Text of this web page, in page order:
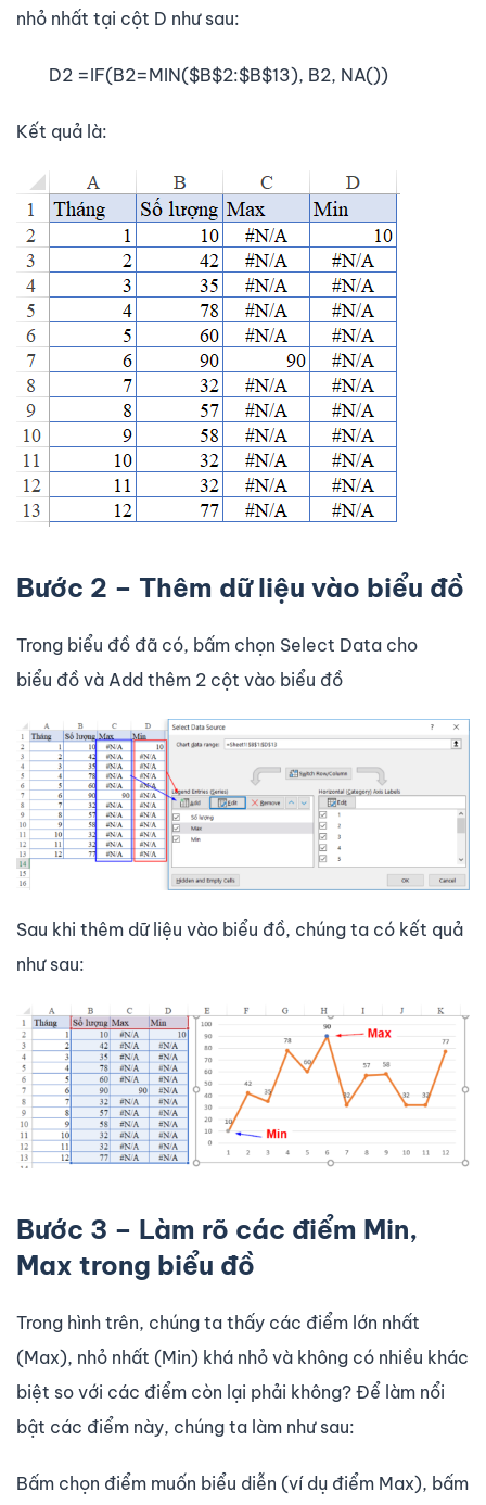
nhỏ nhất tại cột D như sau:
D2 =IF(B2=MIN($B$2:$B$13), B2, NA())
Kết quả là:
Bước 2 – Thêm dữ liệu vào biểu đồ
Trong biểu đồ đã có, bấm chọn Select Data cho
biểu đồ và Add thêm 2 cột vào biểu đồ
Sau khi thêm dữ liệu vào biểu đồ, chúng ta có kết quả
như sau:
Bước 3 – Làm rõ các điểm Min,
Max trong biểu đồ
Trong hình trên, chúng ta thấy các điểm lớn nhất
(Max), nhỏ nhất (Min) khá nhỏ và không có nhiều khác
biệt so với các điểm còn lại phải không? Để làm nổi
bật các điểm này, chúng ta làm như sau:
Bấm chọn điểm muốn biểu diễn (ví dụ điểm Max), bấm